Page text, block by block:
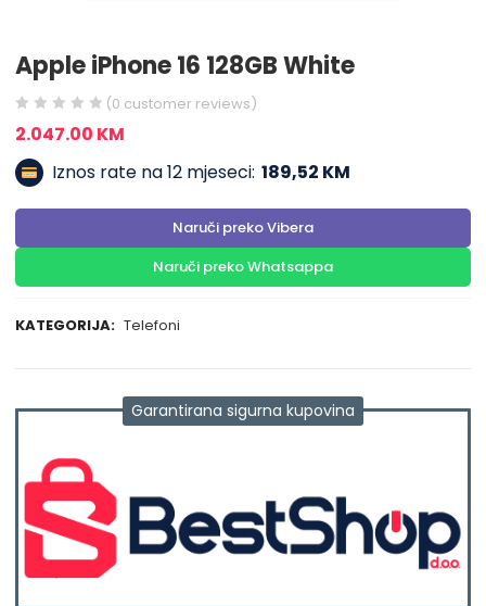
Apple iPhone 16 128GB White
(0 customer reviews)
2.047.00 KM
Iznos rate na 12 mjeseci: 189,52 KM
Naruči preko Vibera
Naruči preko Whatsappa
KATEGORIJA: Telefoni
Garantirana sigurna kupovina